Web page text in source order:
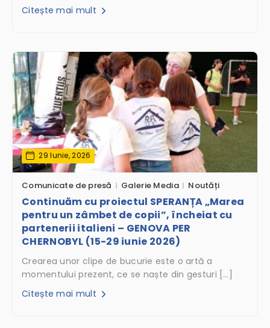
Citește mai mult
29 Iunie, 2026
Comunicate de presă Galerie Media Noutăți
Continuăm cu proiectul SPERANȚA „Marea
pentru un zâmbet de copii”, încheiat cu
partenerii italieni – GENOVA PER
CHERNOBYL (15-29 iunie 2026)
Crearea unor clipe de bucurie este o artă a
momentului prezent, ce se naște din gesturi […]
Citește mai mult